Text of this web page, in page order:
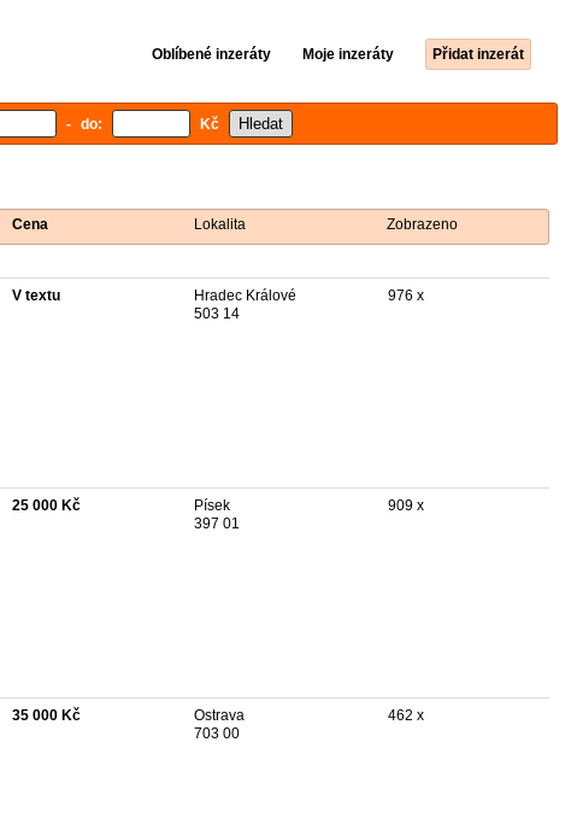
Oblíbené inzeráty Moje inzeráty Přidat inzerát
- do: Kč
Cena Lokalita Zobrazeno
V textu
Hradec Králové
503 14
976 x
25 000 Kč
Písek
397 01
909 x
35 000 Kč
Ostrava
703 00
462 x